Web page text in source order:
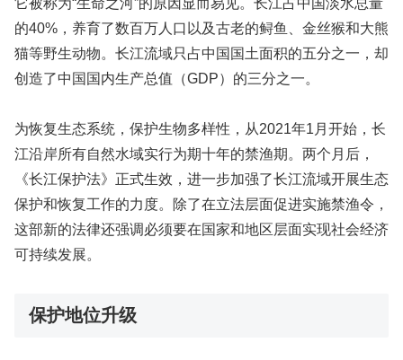
的40%，养育了数百万人口以及古老的鲟鱼、金丝猴和大熊
猫等野生动物。长江流域只占中国国土面积的五分之一，却
创造了中国国内生产总值（GDP）的三分之一。
为恢复生态系统，保护生物多样性，从2021年1月开始，长
江沿岸所有自然水域实行为期十年的禁渔期。两个月后，
《长江保护法》正式生效，进一步加强了长江流域开展生态
保护和恢复工作的力度。除了在立法层面促进实施禁渔令，
这部新的法律还强调必须要在国家和地区层面实现社会经济
可持续发展。
保护地位升级